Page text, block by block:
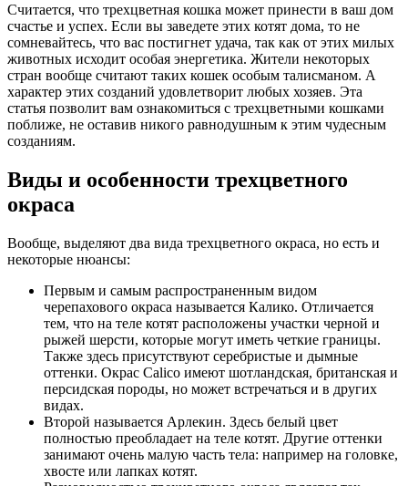
Считается, что трехцветная кошка может принести в ваш дом
счастье и успех. Если вы заведете этих котят дома, то не
сомневайтесь, что вас постигнет удача, так как от этих милых
животных исходит особая энергетика. Жители некоторых
стран вообще считают таких кошек особым талисманом. А
характер этих созданий удовлетворит любых хозяев. Эта
статья позволит вам ознакомиться с трехцветными кошками
поближе, не оставив никого равнодушным к этим чудесным
созданиям.
Виды и особенности трехцветного
окраса
Вообще, выделяют два вида трехцветного окраса, но есть и
некоторые нюансы:
Первым и самым распространенным видом
черепахового окраса называется Калико. Отличается
тем, что на теле котят расположены участки черной и
рыжей шерсти, которые могут иметь четкие границы.
Также здесь присутствуют серебристые и дымные
оттенки. Окрас Calico имеют шотландская, британская и
персидская породы, но может встречаться и в других
видах.
Второй называется Арлекин. Здесь белый цвет
полностью преобладает на теле котят. Другие оттенки
занимают очень малую часть тела: например на головке,
хвосте или лапках котят.